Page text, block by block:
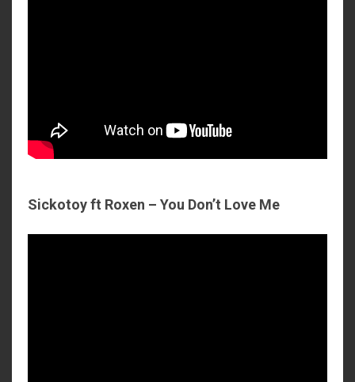
Sickotoy ft Roxen – You Don’t Love Me